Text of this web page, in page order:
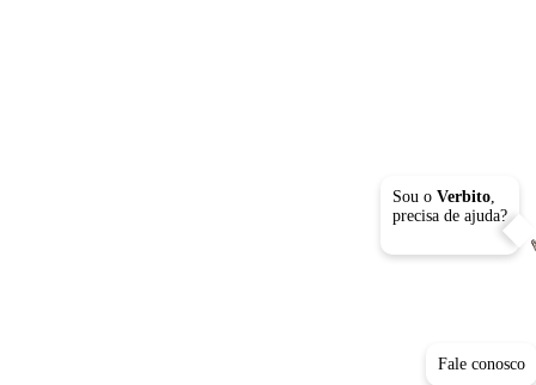
Fale conosco
Sou o Verbito,
precisa de ajuda?